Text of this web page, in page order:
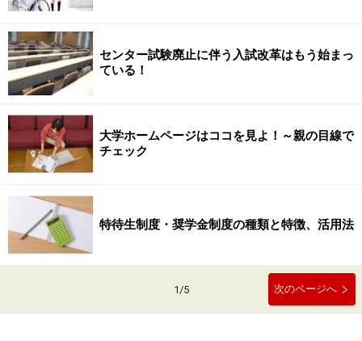
センター試験廃止に伴う入試改革はもう始まっ
ている！
大学ホームページはココを見よ！～親の目線で
チェック
特待生制度・奨学金制度の種類と特徴、活用法
1/5 次のページへ